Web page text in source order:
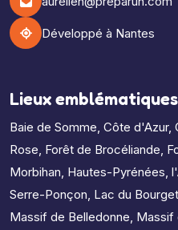
Développé à Nantes
Lieux emblématiques
Baie de Somme, Côte d'Azur,
Rose, Forêt de Brocéliande,
Morbihan, Hautes-Pyrénées,
Serre-Ponçon, Lac du Bourget
Massif de Belledonne, Massif